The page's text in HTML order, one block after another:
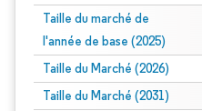
Taille du marché de
l'année de base (2025)
Taille du Marché (2026)
Taille du Marché (2031)